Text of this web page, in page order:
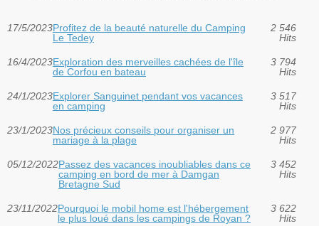
17/5/2023Profitez de la beauté naturelle du Camping
Le Tedey
2 546
Hits
16/4/2023Exploration des merveilles cachées de l'île
de Corfou en bateau
3 794
Hits
24/1/2023Explorer Sanguinet pendant vos vacances
en camping
3 517
Hits
23/1/2023Nos précieux conseils pour organiser un
mariage à la plage
2 977
Hits
05/12/2022Passez des vacances inoubliables dans ce
camping en bord de mer à Damgan
Bretagne Sud
3 452
Hits
23/11/2022Pourquoi le mobil home est l'hébergement
le plus loué dans les campings de Royan ?
3 622
Hits